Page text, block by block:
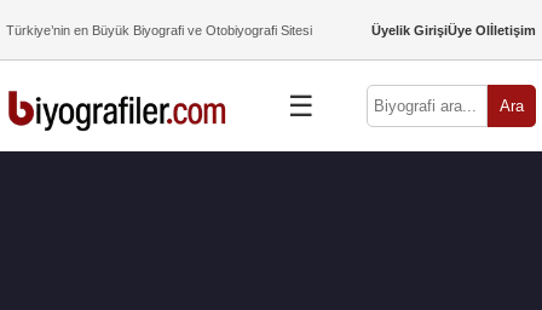
Türkiye’nin en Büyük Biyografi ve Otobiyografi Sitesi Üyelik GirişiÜye Olİletişim
☰ Ara